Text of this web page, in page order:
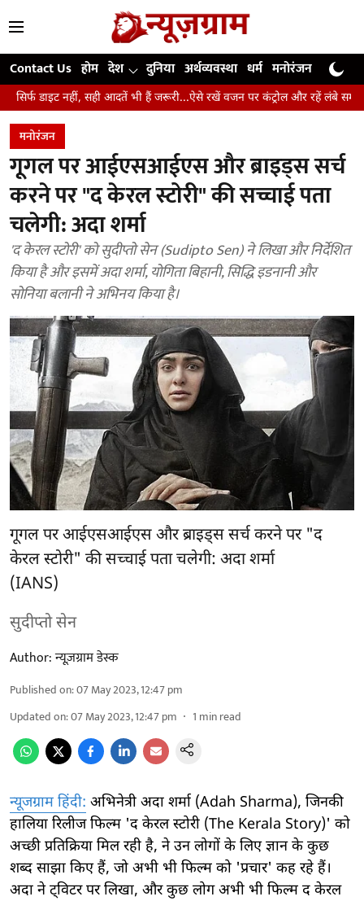
Contact Us होम देश दुनिया अर्थव्यवस्था धर्म मनोरंजन खेल
सही आदतें भी हैं जरूरी...ऐसे रखें वजन पर कंट्रोल और रहें लंबे समय तक स्वस्थ
मनोरंजन
गूगल पर आईएसआईएस और ब्राइड्स सर्च
करने पर "द केरल स्टोरी" की सच्चाई पता
चलेगी: अदा शर्मा
'द केरल स्टोरी' को सुदीप्तो सेन (Sudipto Sen) ने लिखा और निर्देशित
किया है और इसमें अदा शर्मा, योगिता बिहानी, सिद्धि इडनानी और
सोनिया बलानी ने अभिनय किया है।
गूगल पर आईएसआईएस और ब्राइड्स सर्च करने पर "द
केरल स्टोरी" की सच्चाई पता चलेगी: अदा शर्मा
(IANS)
सुदीप्तो सेन
Author:न्यूज़ग्राम डेस्क
Published on:07 May 2023, 12:47 pm
Updated on:07 May 2023, 12:47 pm 1 min read
न्यूजग्राम हिंदी: अभिनेत्री अदा शर्मा (Adah Sharma), जिनकी
हालिया रिलीज फिल्म 'द केरल स्टोरी (The Kerala Story)' को
अच्छी प्रतिक्रिया मिल रही है, ने उन लोगों के लिए ज्ञान के कुछ
शब्द साझा किए हैं, जो अभी भी फिल्म को 'प्रचार' कह रहे हैं।
अदा ने ट्विटर पर लिखा, और कुछ लोग अभी भी फिल्म द केरल